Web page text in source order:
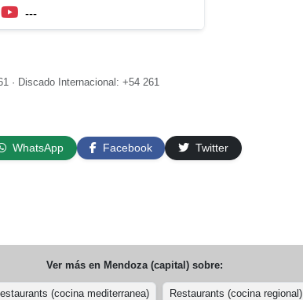
---
· Discado Internacional: +54 261
WhatsApp Facebook Twitter
Ver más en Mendoza (capital) sobre:
(cocina mediterranea) Restaurants (cocina regional)